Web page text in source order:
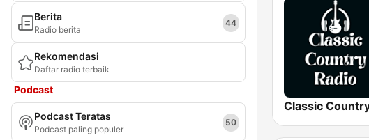
Berita
Radio berita
44
Rekomendasi
Daftar radio terbaik
Podcast
Podcast Teratas
Podcast paling populer
50